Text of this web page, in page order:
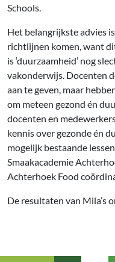
Schools.
Het belangrijkste advies
richtlijnen komen, want
is ‘duurzaamheid’ nog
vakonderwijs. Docenten
aan te geven, maar
om meteen gezond én
docenten en
kennis over gezonde én
mogelijk bestaande
Smaakacademie
Achterhoek Food
De resultaten van Mila’s